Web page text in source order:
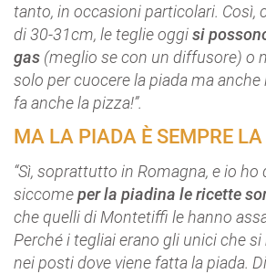
tanto, in occasioni particolari. Così,
di 30-31cm, le teglie oggisi
gas (meglio se con un diffusore) o
solo per cuocere la piada ma anche
fa anche la pizza!”.
MA LA PIADA È SEMPRE
“Sì, soprattutto in Romagna, e io
siccomeper la piadina le ricette
che quelli di Montetiffi le hanno
Perché i tegliai erano gli unici che
nei posti dove viene fatta la piada.